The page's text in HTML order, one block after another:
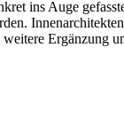
ins Auge
Ergänzung